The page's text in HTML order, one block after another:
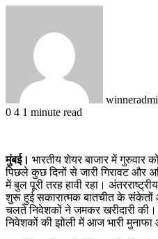
0 4 1 minute read
मुंबई। भारतीय शेयर बाजार में गुरुवार
पिछले कुछ दिनों से जारी गिरावट और
में बुल पूरी तरह हावी रहा।
शुरू हुई सकारात्मक बातचीत के संकेतों
चलते निवेशकों ने जमकर खरीदारी
निवेशकों की झोली में आज भारी मुनाफा